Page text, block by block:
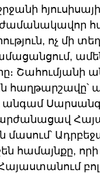
ժամանակավոր
ոչ մի
Շահումյանի
Սարսանգի
մասում՝
համայնքը, որի